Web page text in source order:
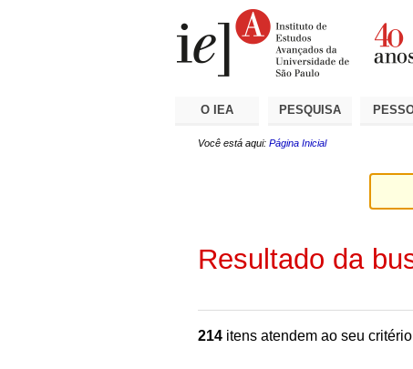
O IEA PESQUISA
Você está aqui: Página Inicial
Resultado da
214 itens atendem ao seu